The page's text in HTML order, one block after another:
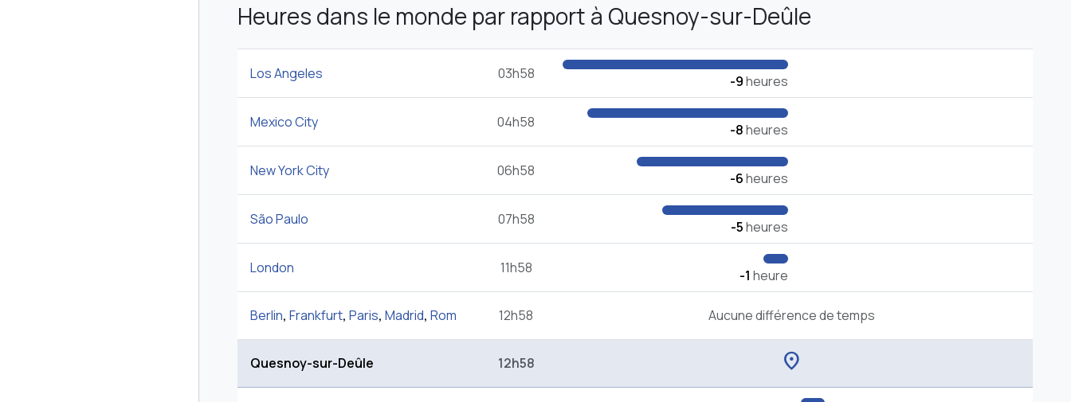
Heures dans le monde par rapport à Quesnoy-sur-Deûle
Los Angeles 03h58 -9heures
Mexico City 04h58 -8heures
New York City 06h58 -6heures
São Paulo 07h58 -5heures
London 11h58 -1 heure
Berlin, Frankfurt, Paris, Madrid, Rom 12h58 Aucune différence de temps
Quesnoy-sur-Deûle 12h58 location_on